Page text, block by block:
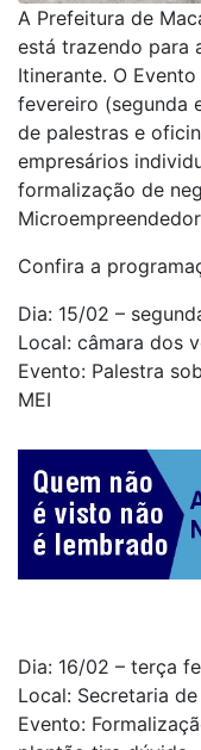
A Prefeitura de
está trazendo para
Itinerante. O
fevereiro (segunda
de palestras e
empresários
formalização de
Confira a
Dia: 15/02 –
Local: câmara dos
Evento: Palestra
MEI
Dia: 16/02 – terça
Local: Secretaria
Evento: